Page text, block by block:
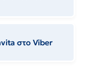
στο Viber